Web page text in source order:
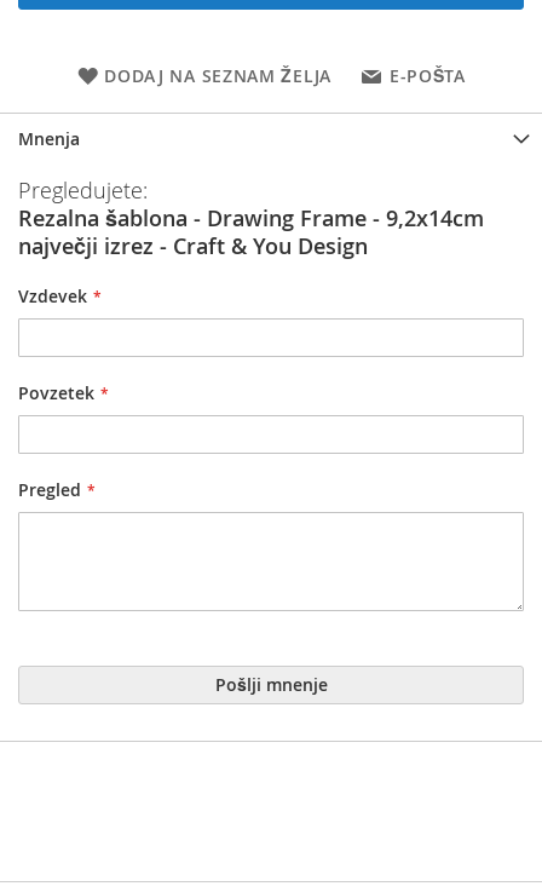
DODAJ NA SEZNAM ŽELJA E-POŠTA
Mnenja
Pregledujete:
Rezalna šablona - Drawing Frame - 9,2x14cm
največji izrez - Craft & You Design
Vzdevek
Povzetek
Pregled
Pošlji mnenje